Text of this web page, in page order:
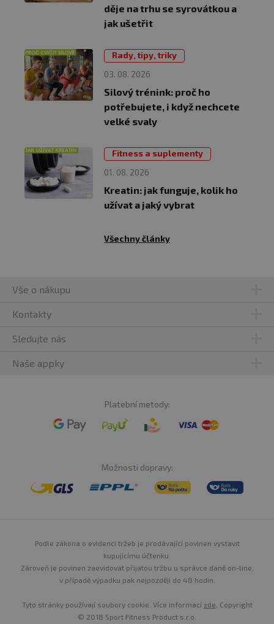
děje na trhu se syrovátkou a
jak ušetřit
03. 08. 2026
Rady, tipy, triky
Silový trénink: proč ho
potřebujete, i když nechcete
velké svaly
01. 08. 2026
Fitness a suplementy
Kreatin: jak funguje, kolik ho
užívat a jaký vybrat
Všechny články
Vše o nákupu
Kontakty
Sledujte nás
Naše appky
Platební metody:
Možnosti dopravy:
Podle zákona o evidenci tržeb je prodávající povinen vystavit
kupujícímu účtenku.
Zároveň je povinen zaevidovat přijatou tržbu u správce daně on-line,
v případě výpadku pak nejpozději do 48 hodin.
Tyto stránky používají soubory cookie. Více informací zde . Copyright
© 2018 Sport Fitness Product s.r.o.